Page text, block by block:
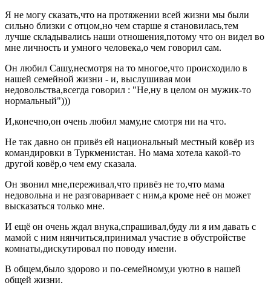
Я не могу сказать,что на протяжении всей жизни мы были
сильно близки с отцом,но чем старше я становилась,тем
лучше складывались наши отношения,потому что он видел во
мне личность и умного человека,о чем говорил сам.
Он любил Сашу,несмотря на то многое,что происходило в
нашей семейной жизни - и, выслушивая мои
недовольства,всегда говорил : "Не,ну в целом он мужик-то
нормальный")))
И,конечно,он очень любил маму,не смотря ни на что.
Не так давно он привёз ей национальный местный ковёр из
командировки в Туркменистан. Но мама хотела какой-то
другой ковёр,о чем ему сказала.
Он звонил мне,переживал,что привёз не то,что мама
недовольна и не разговаривает с ним,а кроме неё он может
высказаться только мне.
И ещё он очень ждал внука,спрашивал,буду ли я им давать с
мамой с ним нянчиться,принимал участие в обустройстве
комнаты,дискутировал по поводу имени.
В общем,было здорово и по-семейному,и уютно в нашей
общей жизни.